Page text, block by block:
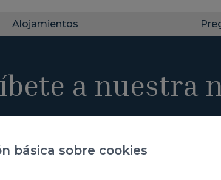
Alojamientos
a nuestra
básica sobre cookies